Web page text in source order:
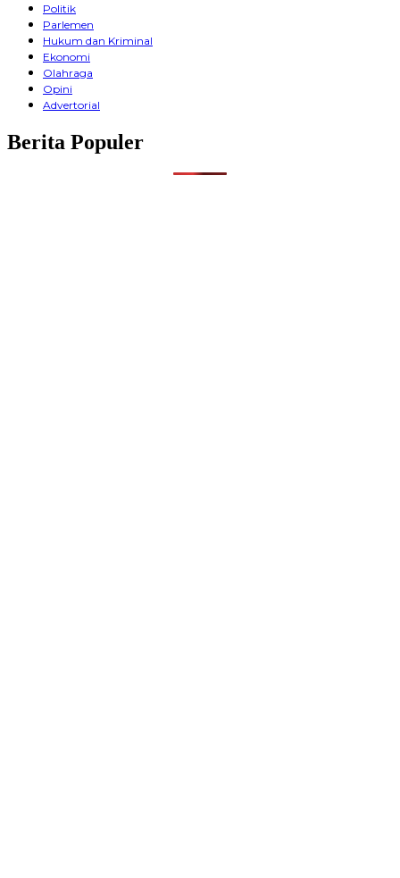
Politik
Parlemen
Hukum dan Kriminal
Ekonomi
Olahraga
Opini
Advertorial
Berita Populer